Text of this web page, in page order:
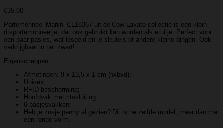
€35.00
Portemonnee ‘Marijn’ CL18367 uit de Cow-Lavato collectie is een klein
ritsportemonneetje, dat ook gebruikt kan worden als etuitje. Perfect voor
een paar pasjes, wat losgeld en je sleutels of andere kleine dingen. Ook
verkrijgbaar in het zwart!
Eigenschappen:
Afmetingen: 9 x 13,5 x 1 cm (hxbxd);
Unisex;
RFID-bescherming;
Hoofdvak met ritssluiting;
6 pasjesvakken;
Heb je zusje penny al gezien? Dit is hetzelfde model, maar dan met
een ronde vorm.